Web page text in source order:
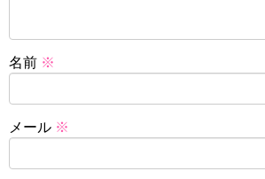
名前 ※
メール ※